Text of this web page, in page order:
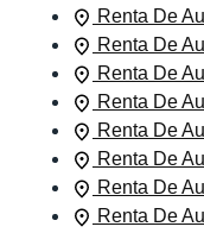
Renta De
Renta De
Renta De
Renta De
Renta De
Renta De
Renta De
Renta De